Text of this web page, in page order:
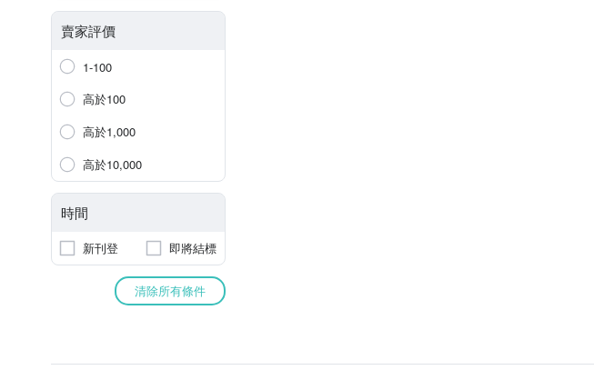
賣家評價
1-100
高於100
高於1,000
高於10,000
時間
新刊登 即將結標
清除所有條件